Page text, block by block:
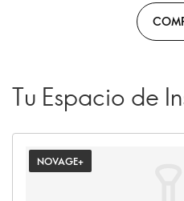
Tu Espacio de
NOVAGE+